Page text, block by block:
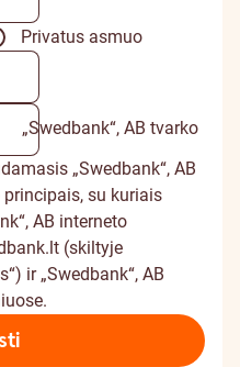
Privatus asmuo
„Swedbank“, AB tvarko
„Swedbank“, AB
su kuriais
AB interneto
(skiltyje
ir „Swedbank“, AB